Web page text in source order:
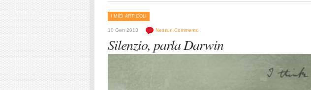
I MIEI ARTICOLI
10 Gen 2013 Nessun Commento
Silenzio, parla Darwin